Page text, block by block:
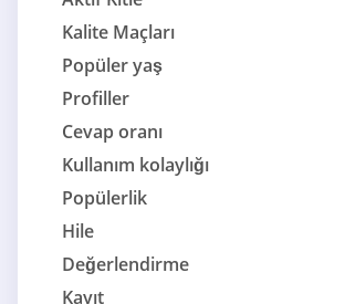
Kalite Maçları
Popüler yaş
Profiller
Cevap oranı
Kullanım kolaylığı
Popülerlik
Hile
Değerlendirme
Kayıt